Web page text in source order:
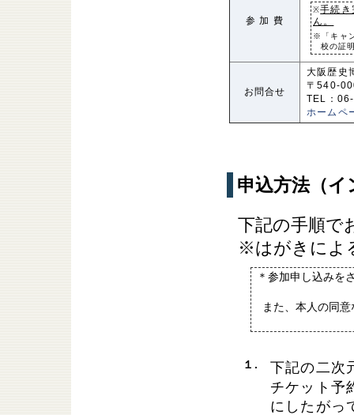
参 加 費
※手続き
ん。
※「キャ
校の証
お問合せ
大阪歴史
〒540-
TEL：
ホームペ
申込方法（
下記の手順で
※はがきによ
＊参加申し込みを
また、本人の同
１.
下記の二次
チケット予
にしたがっ